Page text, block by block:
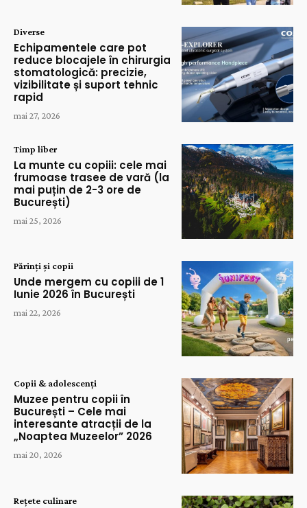
Diverse
Echipamentele care pot
reduce blocajele în chirurgia
stomatologică: precizie,
vizibilitate și suport tehnic
rapid
mai 27, 2026
Timp liber
La munte cu copiii: cele mai
frumoase trasee de vară (la
mai puțin de 2-3 ore de
București)
mai 25, 2026
Părinți și copii
Unde mergem cu copiii de 1
Iunie 2026 în București
mai 22, 2026
Copii & adolescenți
Muzee pentru copii în
București – Cele mai
interesante atracții de la
„Noaptea Muzeelor” 2026
mai 20, 2026
Rețete culinare